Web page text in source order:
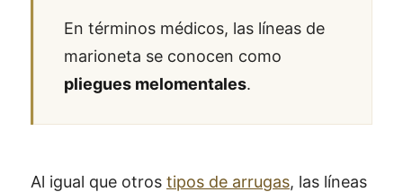
En términos médicos, las líneas de
marioneta se conocen como
pliegues melomentales.
Al igual que otros tipos de arrugas, las líneas